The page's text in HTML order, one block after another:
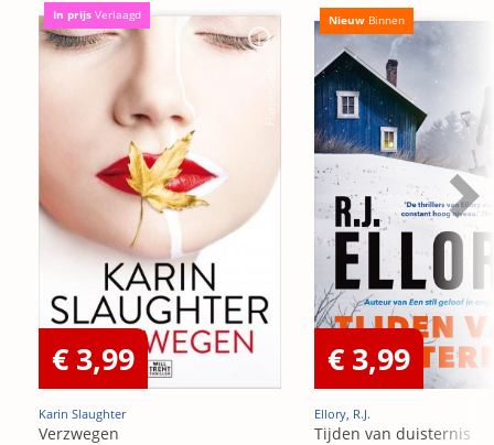
In prijs Verlaagd
€ 3,99
Karin Slaughter
Verzwegen
Nieuw Binnen
€ 3,99
Ellory, R.J.
Tijden van duisternis